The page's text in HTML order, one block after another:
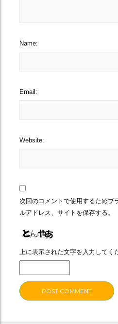
Name:
Email:
Website:
次回のコメントで使用するためブ
ルアドレス、サイトを保存する。
上に表示された文字を入力してく